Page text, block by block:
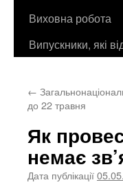
до
контенту
Виховна робота
Випускники, які
←
до 22 травня
Як
немає
Дата публікації